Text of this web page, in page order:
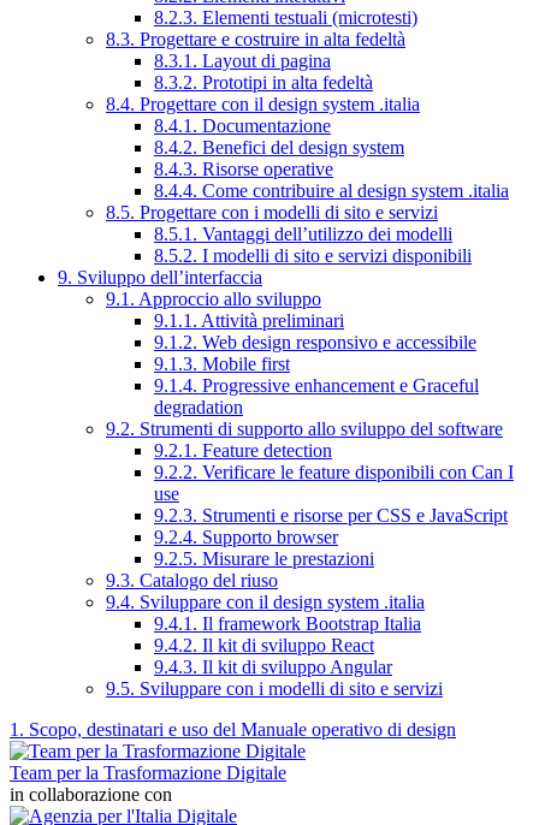
8.2.3. Elementi testuali (microtesti)
8.3. Progettare e costruire in alta fedeltà
8.3.1. Layout di pagina
8.3.2. Prototipi in alta fedeltà
8.4. Progettare con il design system .italia
8.4.1. Documentazione
8.4.2. Benefici del design system
8.4.3. Risorse operative
8.4.4. Come contribuire al design system .italia
8.5. Progettare con i modelli di sito e servizi
8.5.1. Vantaggi dell’utilizzo dei modelli
8.5.2. I modelli di sito e servizi disponibili
9. Sviluppo dell’interfaccia
9.1. Approccio allo sviluppo
9.1.1. Attività preliminari
9.1.2. Web design responsivo e accessibile
9.1.3. Mobile first
9.1.4. Progressive enhancement e Graceful
degradation
9.2. Strumenti di supporto allo sviluppo del software
9.2.1. Feature detection
9.2.2. Verificare le feature disponibili con Can I
use
9.2.3. Strumenti e risorse per CSS e JavaScript
9.2.4. Supporto browser
9.2.5. Misurare le prestazioni
9.3. Catalogo del riuso
9.4. Sviluppare con il design system .italia
9.4.1. Il framework Bootstrap Italia
9.4.2. Il kit di sviluppo React
9.4.3. Il kit di sviluppo Angular
9.5. Sviluppare con i modelli di sito e servizi
1. Scopo, destinatari e uso del Manuale operativo di design
Team per la Trasformazione Digitale
in collaborazione con